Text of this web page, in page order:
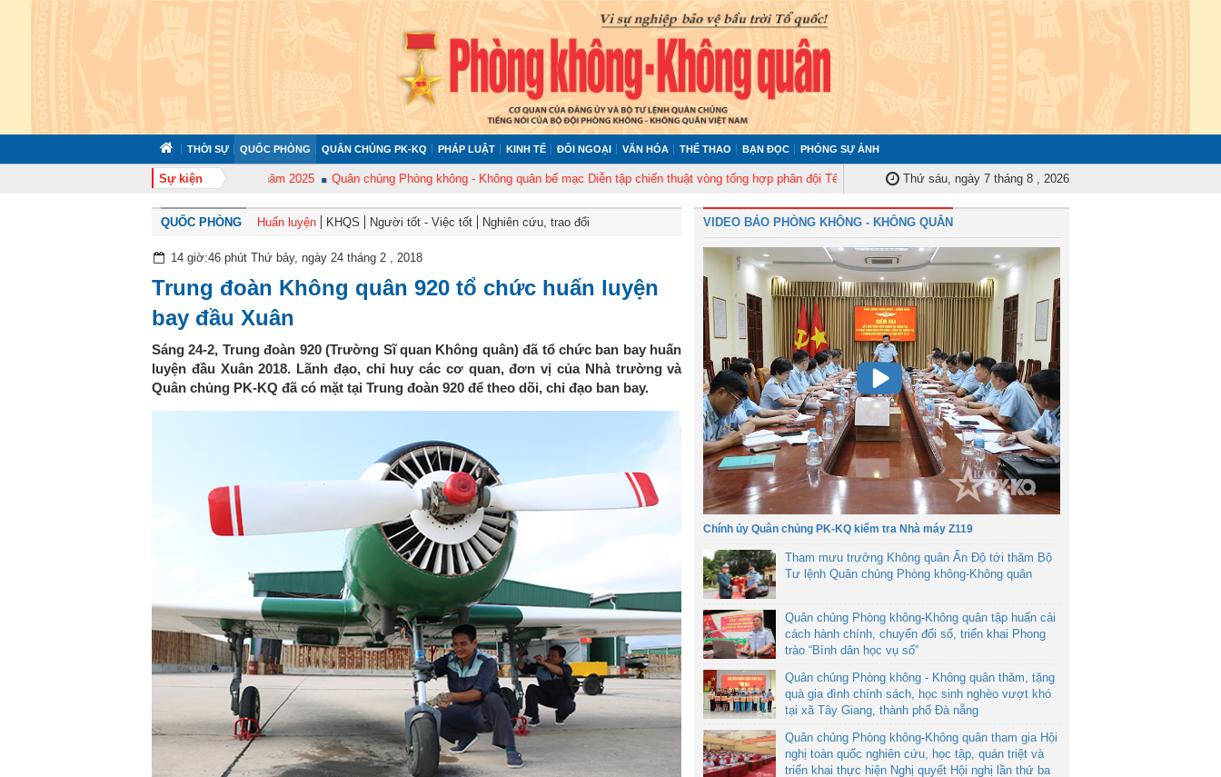
THỜI SỰ QUỐC PHÒNG QUÂN CHỦNG PK-KQ PHÁP LUẬT KINH TẾ ĐỐI NGOẠI VĂN HÓA THỂ THAO BẠN ĐỌC PHÓNG SỰ ẢNH
Sự kiện
nghiệp vụ công tác kiểm tra, giám sát năm 2025 Quân chủng Phòng không - Không quân bế mạc Diễn tập chiến thuật vòng tổng hợp phân đội Tên lửa phòng không, Pháo phòng không và Zsu-23-4M năm 2025
Thứ sáu, ngày 7 tháng 8 , 2026
QUỐC PHÒNG Huấn luyện KHQS Người tốt - Việc tốt Nghiên cứu, trao đổi
14 giờ:46 phút Thứ bảy, ngày 24 tháng 2 , 2018
Trung đoàn Không quân 920 tổ chức huấn luyện
bay đầu Xuân
Sáng 24-2, Trung đoàn 920 (Trường Sĩ quan Không quân) đã tổ chức ban bay huấn
luyện đầu Xuân 2018. Lãnh đạo, chỉ huy các cơ quan, đơn vị của Nhà trường và
Quân chủng PK-KQ đã có mặt tại Trung đoàn 920 để theo dõi, chỉ đạo ban bay.
VIDEO BÁO PHÒNG KHÔNG - KHÔNG QUÂN
Chính ủy Quân chủng PK-KQ kiểm tra Nhà máy Z119
Tham mưu trưởng Không quân Ấn Độ tới thăm Bộ
Tư lệnh Quân chủng Phòng không-Không quân
Quân chủng Phòng không-Không quân tập huấn cải
cách hành chính, chuyển đổi số, triển khai Phong
trào “Bình dân học vụ số”
Quân chủng Phòng không - Không quân thăm, tặng
quà gia đình chính sách, học sinh nghèo vượt khó
tại xã Tây Giang, thành phố Đà nẵng
Quân chủng Phòng không-Không quân tham gia Hội
nghị toàn quốc nghiên cứu, học tập, quán triệt và
triển khai thực hiện Nghị quyết Hội nghị lần thứ ba